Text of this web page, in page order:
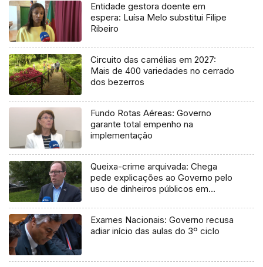
Entidade gestora doente em
espera: Luísa Melo substitui Filipe
Ribeiro
Circuito das camélias em 2027:
Mais de 400 variedades no cerrado
dos bezerros
Fundo Rotas Aéreas: Governo
garante total empenho na
implementação
Queixa-crime arquivada: Chega
pede explicações ao Governo pelo
uso de dinheiros públicos em
Exames Nacionais: Governo recusa
adiar início das aulas do 3º ciclo